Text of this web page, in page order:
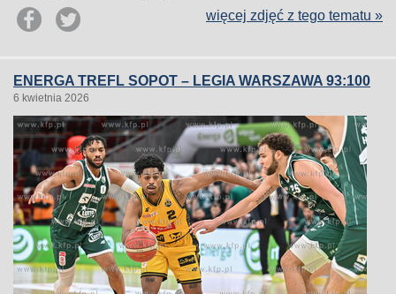
więcej zdjęć z tego tematu »
ENERGA TREFL SOPOT – LEGIA WARSZAWA 93:100
6 kwietnia 2026